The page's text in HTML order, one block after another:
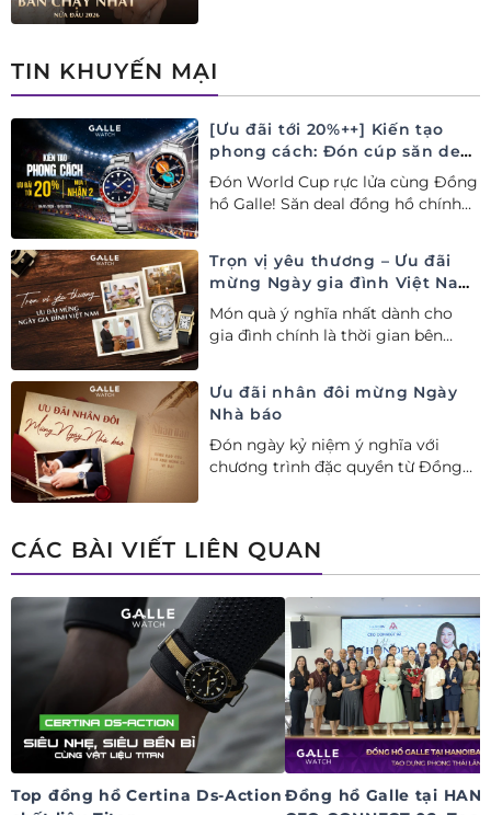
TIN KHUYẾN MẠI
[Ưu đãi tới 20%++] Kiến tạo
phong cách: Đón cúp săn deal
– Siêu ưu đãi đồng hành cùng
World Cup
Đón World Cup rực lửa cùng Đồng
hồ Galle! Săn deal đồng hồ chính
Trọn vị yêu thương – Ưu đãi
mừng Ngày gia đình Việt Nam
28/06
Món quà ý nghĩa nhất dành cho
gia đình chính là thời gian bên
Gia đình Việt Nam.
Ưu đãi nhân đôi mừng Ngày
Nhà báo
Đón ngày kỷ niệm ý nghĩa với
chương trình đặc quyền từ Đồng
CÁC BÀI VIẾT LIÊN QUAN
Top đồng hồ Certina Ds-Action Đồng hồ Galle tại